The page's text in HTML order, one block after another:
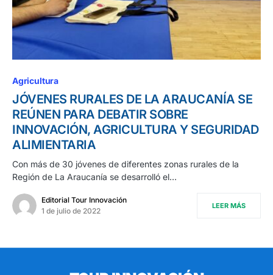
Agricultura
JÓVENES RURALES DE LA ARAUCANÍA SE
REÚNEN PARA DEBATIR SOBRE
INNOVACIÓN, AGRICULTURA Y SEGURIDAD
ALIMIENTARIA
Con más de 30 jóvenes de diferentes zonas rurales de la
Región de La Araucanía se desarrolló el…
Editorial Tour Innovación
1 de julio de 2022
LEER MÁS